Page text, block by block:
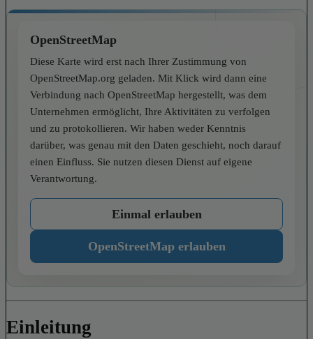
OpenStreetMap
Diese Karte wird erst nach Ihrer Zustimmung von
OpenStreetMap.org geladen. Mit Klick wird dann eine
Verbindung nach OpenStreetMap hergestellt, was dem
Unternehmen ermöglicht, Ihre Aktivitäten zu verfolgen
und zu protokollieren. Wir haben weder Kenntnis
darüber, was genau mit den Daten geschieht, noch darauf
einen Einfluss. Sie nutzen diesen Dienst auf eigene
Verantwortung.
Einmal erlauben
OpenStreetMap erlauben
Einleitung